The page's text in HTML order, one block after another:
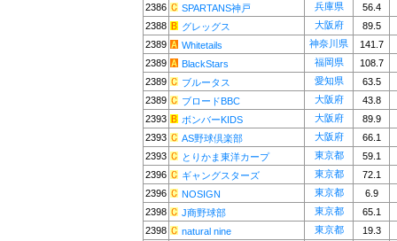
2386
SPARTANS神戸 兵庫県
56.4
2388
グレッグス 大阪府
89.5
2389
Whitetails 神奈川県
141.7
2389
BlackStars 福岡県
108.7
2389
ブルータス 愛知県
63.5
2389
ブロードBBC 大阪府
43.8
2393
ボンバーKIDS 大阪府
89.9
2393
AS野球倶楽部 大阪府
66.1
2393
とりかま東洋カープ 東京都
59.1
2396
ギャングスターズ 東京都
72.1
2396
NOSIGN 東京都
6.9
2398
J商野球部 東京都
65.1
2398
natural nine 東京都 19.3